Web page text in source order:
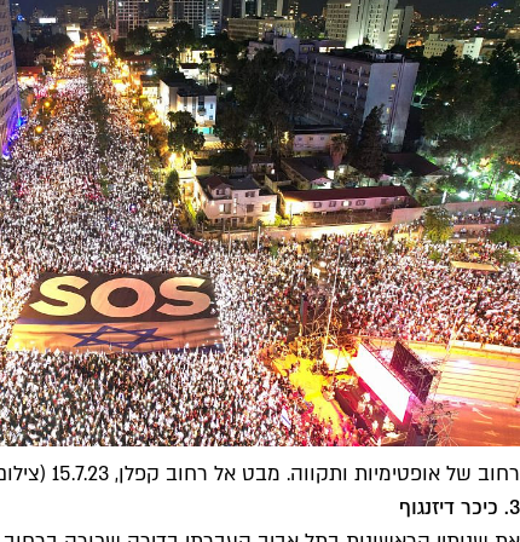
רחוב של אופטימיות ותקווה. מבט אל רחוב קפלן, 15.7.23 (צילום: אמיר גולדשטיין)
3. כיכר דיזנגוף